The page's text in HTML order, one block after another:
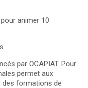
animer 10
par OCAPIAT. Pour
permet aux
des formations de